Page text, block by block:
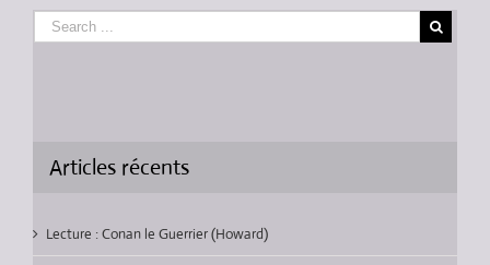
Articles récents
Lecture : Conan le Guerrier (Howard)